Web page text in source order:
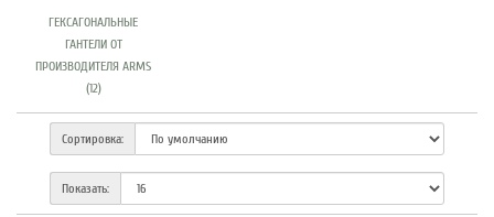
ГЕКСАГОНАЛЬНЫЕ
ГАНТЕЛИ ОТ
ПРОИЗВОДИТЕЛЯ ARMS
(12)
Сортировка:
Показать: